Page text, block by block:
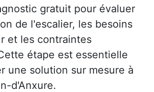
gratuit pour évaluer
de l'escalier, les besoins
et les contraintes
étape est essentielle
une solution sur mesure à
d'Anxure.